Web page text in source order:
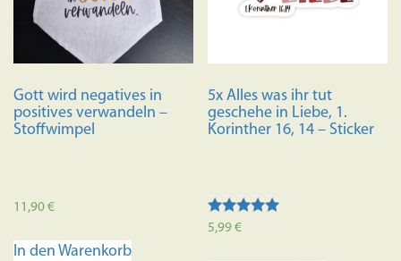
können
werden
Gott wird negatives in
positives verwandeln –
Stoffwimpel
11,90€
In den Warenkorb
5x Alles was ihr tut
geschehe in Liebe, 1.
Korinther 16, 14 – Sticker
Bewertet mit
5,99€